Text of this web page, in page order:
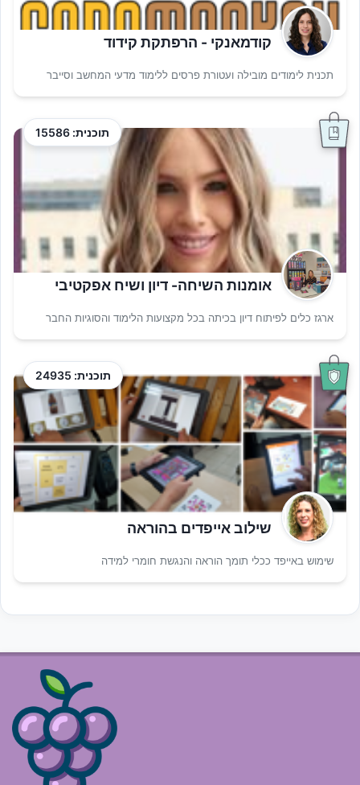
קודמאנקי - הרפתקת קידוד
תכנית לימודים מובילה ועטורת פרסים ללימוד מדעי המחשב וסייבר
תוכנית: 15586
אומנות השיחה- דיון ושיח אפקטיבי
ארגז כלים לפיתוח דיון בכיתה בכל מקצועות הלימוד והסוגיות החבר
תוכנית: 24935
שילוב אייפדים בהוראה
שימוש באייפד ככלי תומך הוראה והנגשת חומרי למידה